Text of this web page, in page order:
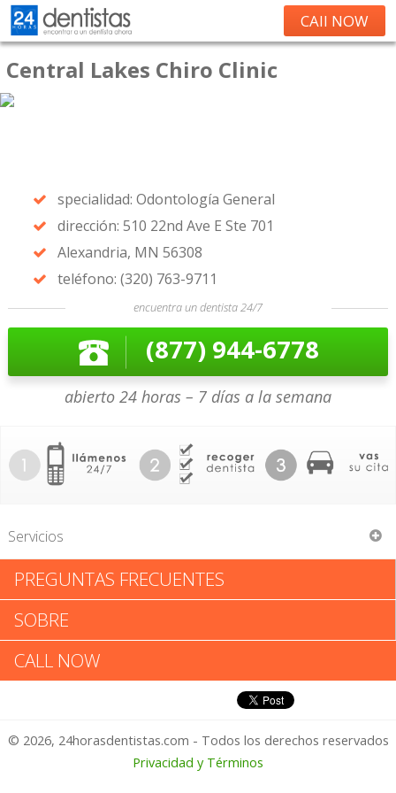
CAll NOW
Central Lakes Chiro Clinic
specialidad: Odontología General
dirección: 510 22nd Ave E Ste 701
Alexandria, MN 56308
teléfono: (320) 763-9711
encuentra un dentista 24/7
(877) 944-6778
abierto 24 horas – 7 días a la semana
Servicios
Central Lakes Chiro Clinic
Central Lakes Chiro Clinic:
Califica tu Experiencia
1 – No Feliz
PREGUNTAS FRECUENTES
SOBRE
CALL NOW
© 2026, 24horasdentistas.com - Todos los derechos reservados
Privacidad y Términos